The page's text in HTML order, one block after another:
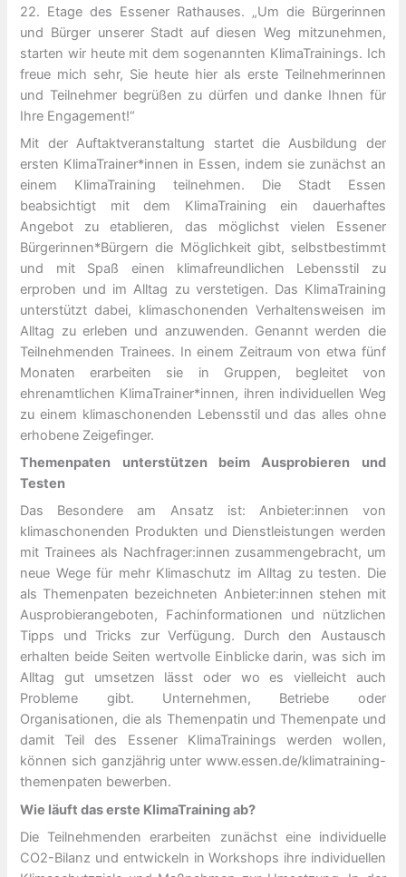
22. Etage des Essener Rathauses. „Um die Bürgerinnen
und Bürger unserer Stadt auf diesen Weg mitzunehmen,
starten wir heute mit dem sogenannten KlimaTrainings. Ich
freue mich sehr, Sie heute hier als erste Teilnehmerinnen
und Teilnehmer begrüßen zu dürfen und danke Ihnen für
Ihre Engagement!“
Mit der Auftaktveranstaltung startet die Ausbildung der
ersten KlimaTrainer*innen in Essen, indem sie zunächst an
einem KlimaTraining teilnehmen. Die Stadt Essen
beabsichtigt mit dem KlimaTraining ein dauerhaftes
Angebot zu etablieren, das möglichst vielen Essener
Bürgerinnen*Bürgern die Möglichkeit gibt, selbstbestimmt
und mit Spaß einen klimafreundlichen Lebensstil zu
erproben und im Alltag zu verstetigen. Das KlimaTraining
unterstützt dabei, klimaschonenden Verhaltensweisen im
Alltag zu erleben und anzuwenden. Genannt werden die
Teilnehmenden Trainees. In einem Zeitraum von etwa fünf
Monaten erarbeiten sie in Gruppen, begleitet von
ehrenamtlichen KlimaTrainer*innen, ihren individuellen Weg
zu einem klimaschonenden Lebensstil und das alles ohne
erhobene Zeigefinger.
Themenpaten unterstützen beim Ausprobieren und
Testen
Das Besondere am Ansatz ist: Anbieter:innen von
klimaschonenden Produkten und Dienstleistungen werden
mit Trainees als Nachfrager:innen zusammengebracht, um
neue Wege für mehr Klimaschutz im Alltag zu testen. Die
als Themenpaten bezeichneten Anbieter:innen stehen mit
Ausprobierangeboten, Fachinformationen und nützlichen
Tipps und Tricks zur Verfügung. Durch den Austausch
erhalten beide Seiten wertvolle Einblicke darin, was sich im
Alltag gut umsetzen lässt oder wo es vielleicht auch
Probleme gibt. Unternehmen, Betriebe oder
Organisationen, die als Themenpatin und Themenpate und
damit Teil des Essener KlimaTrainings werden wollen,
können sich ganzjährig unter www.essen.de/klimatraining-
themenpaten bewerben.
Wie läuft das erste KlimaTraining ab?
Die Teilnehmenden erarbeiten zunächst eine individuelle
CO2-Bilanz und entwickeln in Workshops ihre individuellen